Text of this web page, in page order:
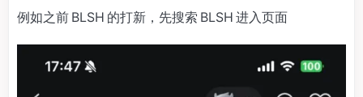
例如之前 BLSH 的打新，先搜索 BLSH 进入页面